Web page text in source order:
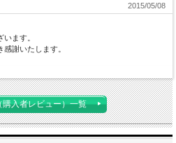
2015/05/08
ます。
謝いたします。
購入者レビュー）一覧